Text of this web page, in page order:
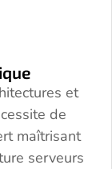
et
de
maîtrisant
serveurs